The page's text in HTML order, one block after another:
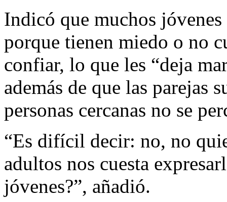
Indicó que muchos
porque tienen miedo o no
confiar, lo que les “deja
además de que las parejas
personas cercanas no se
“Es difícil decir: no, no
adultos nos cuesta
jóvenes?”, añadió.